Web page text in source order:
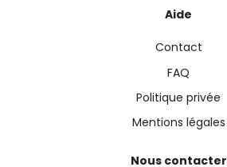
Aide
Contact
FAQ
Politique privée
Mentions légales
Nous contacter